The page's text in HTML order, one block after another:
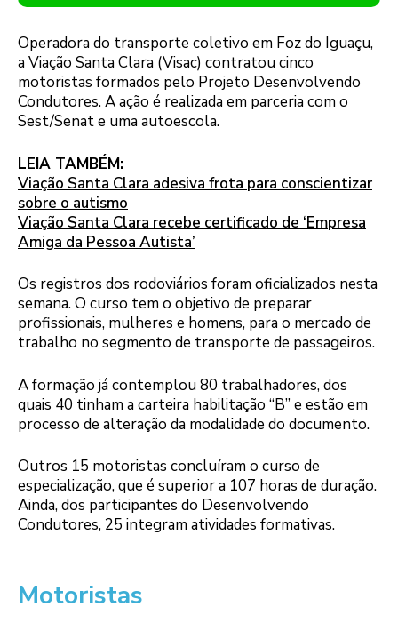
Operadora do transporte coletivo em Foz do Iguaçu,
a Viação Santa Clara (Visac) contratou cinco
motoristas formados pelo Projeto Desenvolvendo
Condutores. A ação é realizada em parceria com o
Sest/Senat e uma autoescola.
LEIA TAMBÉM:
Viação Santa Clara adesiva frota para conscientizar
sobre o autismo
Viação Santa Clara recebe certificado de ‘Empresa
Amiga da Pessoa Autista’
Os registros dos rodoviários foram oficializados nesta
semana. O curso tem o objetivo de preparar
profissionais, mulheres e homens, para o mercado de
trabalho no segmento de transporte de passageiros.
A formação já contemplou 80 trabalhadores, dos
quais 40 tinham a carteira habilitação “B” e estão em
processo de alteração da modalidade do documento.
Outros 15 motoristas concluíram o curso de
especialização, que é superior a 107 horas de duração.
Ainda, dos participantes do Desenvolvendo
Condutores, 25 integram atividades formativas.
Motoristas